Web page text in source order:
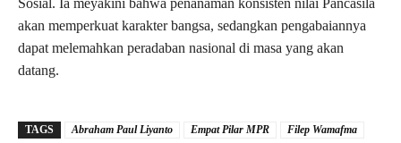
akan memperkuat karakter bangsa, sedangkan pengabaiannya
dapat melemahkan peradaban nasional di masa yang akan
datang.
TAGS Abraham Paul Liyanto Empat Pilar MPR Filep Wamafma